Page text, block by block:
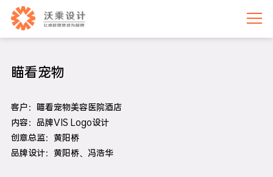
瞄看宠物
客户：瞄看宠物美容医院酒店
内容：品牌VIS Logo设计
创意总监：黄阳桥
品牌设计：黄阳桥、冯浩华